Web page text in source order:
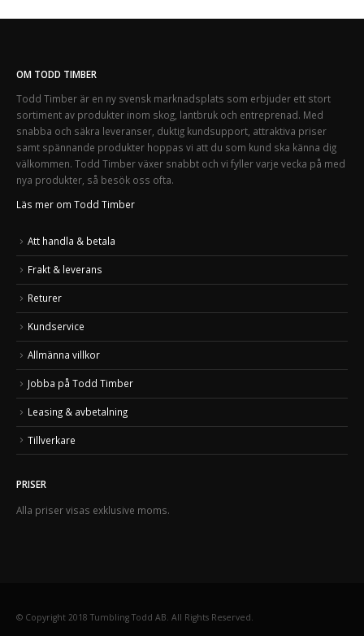
OM TODD TIMBER
Todd Timber är en ny svensk marknadsplats som erbjuder ett stort
sortiment av produkter inom skog, lantbruk och entreprenad. Med
snabba och säkra leveranser, duktig kundsupport, attraktiva priser
samt spännande produkter hoppas vi att du som kund ska känna dig
välkommen. Todd Timber växer snabbt och vi fyller varje vecka på med
nya produkter, så besök oss ofta.
Läs mer om Todd Timber
Att handla & betala
Frakt & leverans
Returer
Kundservice
Allmänna villkor
Jobba på Todd Timber
Leasing & avbetalning
Tillverkare
PRISER
Alla priser visas exklusive moms.
© Copyright 2018 Tumbling Todd AB. All Rights Reserved.